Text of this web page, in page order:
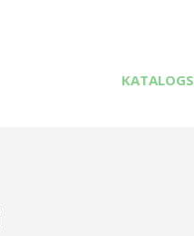
KATALOGS